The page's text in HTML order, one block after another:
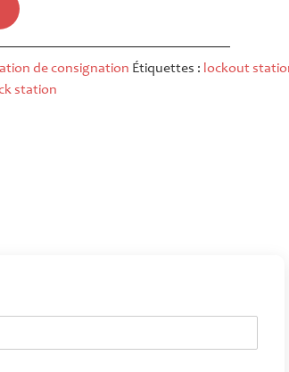
de consignation Étiquettes : lockout
station